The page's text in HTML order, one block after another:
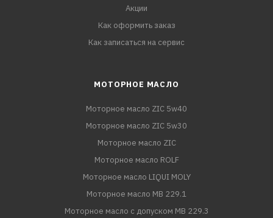
Акции
Как оформить заказ
Как записаться на сервис
МОТОРНОЕ МАСЛО
Моторное масло ZIC 5w40
Моторное масло ZIC 5w30
Моторное масло ZIC
Моторное масло ROLF
Моторное масло LIQUI MOLY
Моторное масло MB 229.1
Моторное масло с допуском MB 229.3